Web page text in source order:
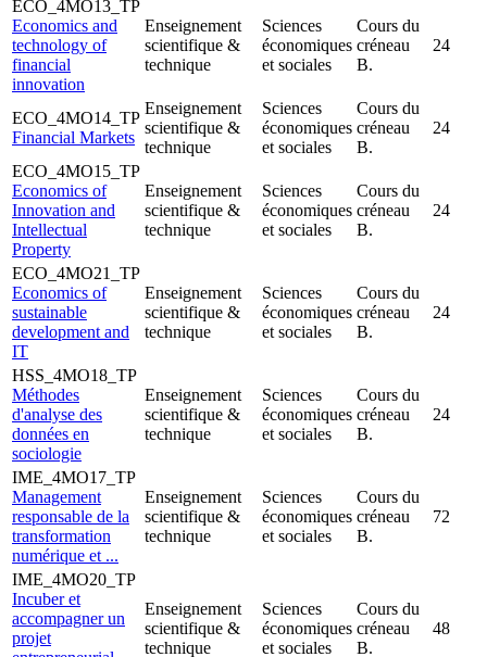
ECO_4MO13_TP
Economics and
technology of
financial
innovation
Enseignement
scientifique &
technique
Sciences
économiques
et sociales
Cours du
créneau
B.
24
ECO_4MO14_TP
Financial Markets
Enseignement
scientifique &
technique
Sciences
économiques
et sociales
Cours du
créneau
B.
24
ECO_4MO15_TP
Economics of
Innovation and
Intellectual
Property
Enseignement
scientifique &
technique
Sciences
économiques
et sociales
Cours du
créneau
B.
24
ECO_4MO21_TP
Economics of
sustainable
development and
IT
Enseignement
scientifique &
technique
Sciences
économiques
et sociales
Cours du
créneau
B.
24
HSS_4MO18_TP
Méthodes
d'analyse des
données en
sociologie
Enseignement
scientifique &
technique
Sciences
économiques
et sociales
Cours du
créneau
B.
24
IME_4MO17_TP
Management
responsable de la
transformation
numérique et ...
Enseignement
scientifique &
technique
Sciences
économiques
et sociales
Cours du
créneau
B.
72
IME_4MO20_TP
Incuber et
accompagner un
projet
Enseignement
scientifique &
technique
Sciences
économiques
et sociales
Cours du
créneau
B.
48